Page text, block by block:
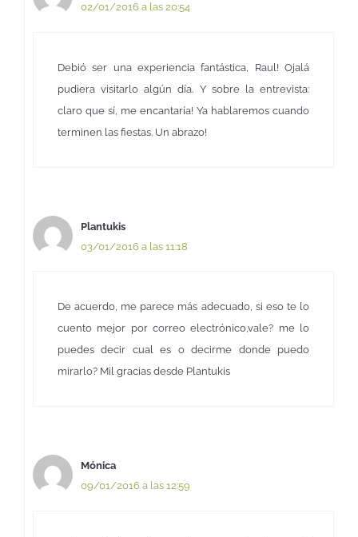
02/01/2016 a las 20:54
Debió ser una experiencia fantástica, Raul! Ojalá
pudiera visitarlo algún día. Y sobre la entrevista:
claro que sí, me encantaría! Ya hablaremos cuando
terminen las fiestas. Un abrazo!
Plantukis
03/01/2016 a las 11:18
De acuerdo, me parece más adecuado, si eso te lo
cuento mejor por correo electrónico,vale? me lo
puedes decir cual es o decirme donde puedo
mirarlo? Mil gracias desde Plantukis
Mónica
09/01/2016 a las 12:59